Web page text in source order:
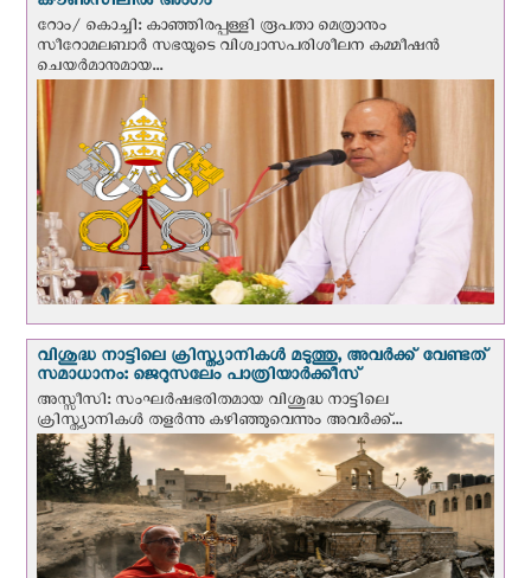
റോം/ കൊച്ചി: കാഞ്ഞിരപ്പള്ളി രൂപതാ മെത്രാനും
സീറോമലബാർ സഭയുടെ വിശ്വാസപരിശീലന കമ്മീഷൻ
ചെയർമാനുമായ...
വിശുദ്ധ നാട്ടിലെ ക്രിസ്ത്യാനികൾ മടുത്തു, അവർക്ക് വേണ്ടത്
സമാധാനം: ജെറുസലേം പാത്രിയാര്‍ക്കീസ്
അസ്സീസി: സംഘര്‍ഷഭരിതമായ വിശുദ്ധ നാട്ടിലെ
ക്രിസ്ത്യാനികൾ തളര്‍ന്നു കഴിഞ്ഞുവെന്നും അവർക്ക്...